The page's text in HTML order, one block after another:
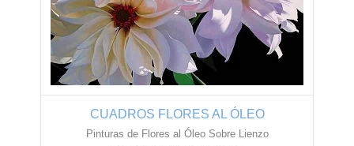
CUADROS FLORES AL ÓLEO
Pinturas de Flores al Óleo Sobre Lienzo